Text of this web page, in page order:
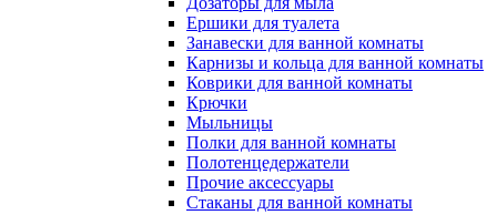
Ершики для туалета
Занавески для ванной комнаты
Карнизы и кольца для ванной комнаты
Коврики для ванной комнаты
Крючки
Мыльницы
Полки для ванной комнаты
Полотенцедержатели
Прочие аксессуары
Стаканы для ванной комнаты